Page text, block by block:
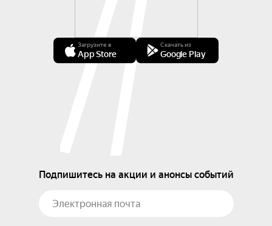
Загрузите в
App Store
Скачать из
Google Play
Подпишитесь на акции и анонсы событий